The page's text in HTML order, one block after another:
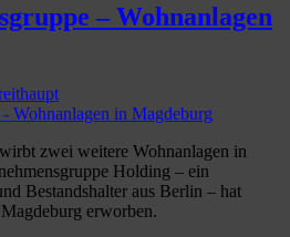
– Wohnanlagen
zwei weitere Wohnanlagen in
Holding – ein
Bestandshalter aus Berlin – hat
erworben.